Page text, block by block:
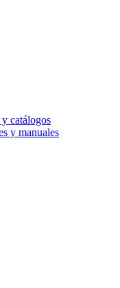
catálogos
y manuales